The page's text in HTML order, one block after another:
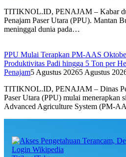
TITIKNOL.ID, PENAJAM – Kabar
Penajam Paser Utara (PPU). Mantan
meninggal dunia pada…
PPU Mulai Terapkan PM-AAS
Produktivitas Padi hingga 5 Ton per
Penajam5 Agustus 20265 Agustus
TITIKNOL.ID, PENAJAM – Dinas
Paser Utara (PPU) mulai menerapkan
Advanced Agriculture System (PM-